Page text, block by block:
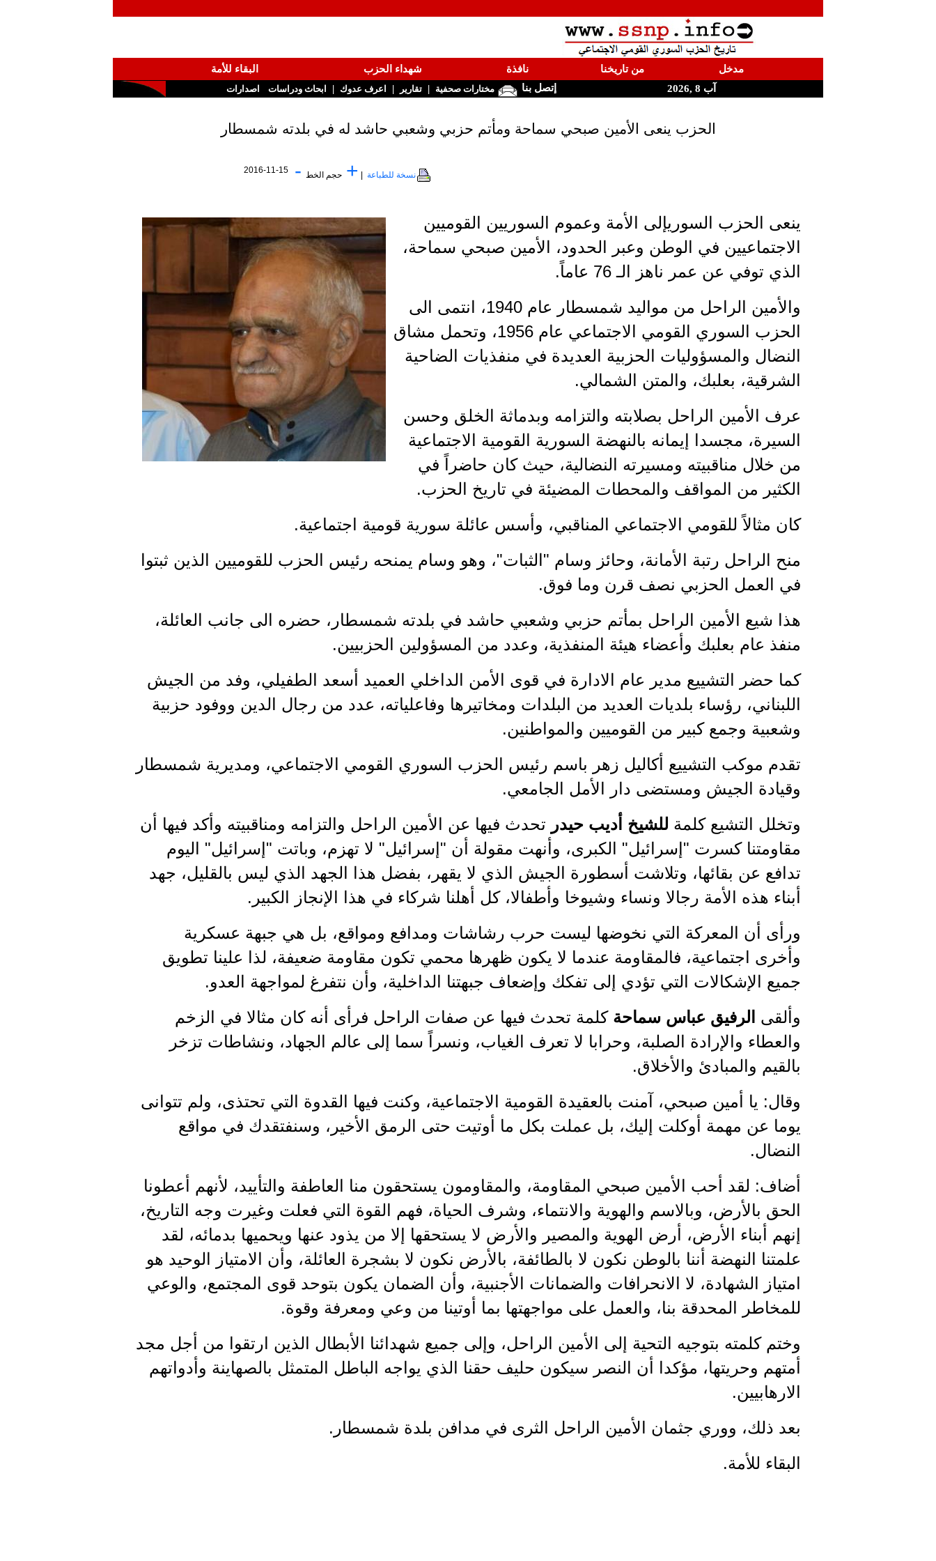
مدخل من تاريخنا نافذة شهداء الحزب
البقاء للأمة
آب 8 ,2026
إتصل بنا مختارات صحفية | تقارير | اعرف عدوك | ابحاث ودراسات اصدارات
الحزب ينعى الأمين صبحي سماحة ومأتم حزبي وشعبي حاشد له في بلدته شمسطار
نسخة للطباعة + حجم الخط -
2016-11-15
ينعى الحزب السوريإلى الأمة وعموم السوريين القوميين
الاجتماعيين في الوطن وعبر الحدود، الأمين صبحي سماحة،
الذي توفي عن عمر ناهز الـ 76 عاماً.
والأمين الراحل من مواليد شمسطار عام 1940، انتمى الى
الحزب السوري القومي الاجتماعي عام 1956، وتحمل مشاق
النضال والمسؤوليات الحزبية العديدة في منفذيات الضاحية
الشرقية، بعلبك، والمتن الشمالي.
عرف الأمين الراحل بصلابته والتزامه وبدماثة الخلق وحسن
السيرة، مجسدا إيمانه بالنهضة السورية القومية الاجتماعية
من خلال مناقبيته ومسيرته النضالية، حيث كان حاضراً في
الكثير من المواقف والمحطات المضيئة في تاريخ الحزب.
كان مثالاً للقومي الاجتماعي المناقبي، وأسس عائلة سورية قومية اجتماعية.
منح الراحل رتبة الأمانة، وحائز وسام "الثبات"، وهو وسام يمنحه رئيس الحزب للقوميين الذين ثبتوا
في العمل الحزبي نصف قرن وما فوق.
هذا شيع الأمين الراحل بمأتم حزبي وشعبي حاشد في بلدته شمسطار، حضره الى جانب العائلة،
منفذ عام بعلبك وأعضاء هيئة المنفذية، وعدد من المسؤولين الحزبيين.
كما حضر التشييع مدير عام الادارة في قوى الأمن الداخلي العميد أسعد الطفيلي، وفد من الجيش
اللبناني، رؤساء بلديات العديد من البلدات ومخاتيرها وفاعلياته، عدد من رجال الدين ووفود حزبية
وشعبية وجمع كبير من القوميين والمواطنين.
تقدم موكب التشييع أكاليل زهر باسم رئيس الحزب السوري القومي الاجتماعي، ومديرية شمسطار
وقيادة الجيش ومستضى دار الأمل الجامعي.
وتخلل التشيع كلمة للشيخ أديب حيدر تحدث فيها عن الأمين الراحل والتزامه ومناقبيته وأكد فيها أن
مقاومتنا كسرت "إسرائيل" الكبرى، وأنهت مقولة أن "إسرائيل" لا تهزم، وباتت "إسرائيل" اليوم
تدافع عن بقائها، وتلاشت أسطورة الجيش الذي لا يقهر، بفضل هذا الجهد الذي ليس بالقليل، جهد
أبناء هذه الأمة رجالا ونساء وشيوخا وأطفالا، كل أهلنا شركاء في هذا الإنجاز الكبير.
ورأى أن المعركة التي نخوضها ليست حرب رشاشات ومدافع ومواقع، بل هي جبهة عسكرية
وأخرى اجتماعية، فالمقاومة عندما لا يكون ظهرها محمي تكون مقاومة ضعيفة، لذا علينا تطويق
جميع الإشكالات التي تؤدي إلى تفكك وإضعاف جبهتنا الداخلية، وأن نتفرغ لمواجهة العدو.
وألقى الرفيق عباس سماحة كلمة تحدث فيها عن صفات الراحل فرأى أنه كان مثالا في الزخم
والعطاء والإرادة الصلبة، وحرابا لا تعرف الغياب، ونسراً سما إلى عالم الجهاد، ونشاطات تزخر
بالقيم والمبادئ والأخلاق.
وقال: يا أمين صبحي، آمنت بالعقيدة القومية الاجتماعية، وكنت فيها القدوة التي تحتذى، ولم تتوانى
يوما عن مهمة أوكلت إليك، بل عملت بكل ما أوتيت حتى الرمق الأخير، وسنفتقدك في مواقع
النضال.
أضاف: لقد أحب الأمين صبحي المقاومة، والمقاومون يستحقون منا العاطفة والتأييد، لأنهم أعطونا
الحق بالأرض، وبالاسم والهوية والانتماء، وشرف الحياة، فهم القوة التي فعلت وغيرت وجه التاريخ،
إنهم أبناء الأرض، أرض الهوية والمصير والأرض لا يستحقها إلا من يذود عنها ويحميها بدمائه، لقد
علمتنا النهضة أننا بالوطن نكون لا بالطائفة، بالأرض نكون لا بشجرة العائلة، وأن الامتياز الوحيد هو
امتياز الشهادة، لا الانحرافات والضمانات الأجنبية، وأن الضمان يكون بتوحد قوى المجتمع، والوعي
للمخاطر المحدقة بنا، والعمل على مواجهتها بما أوتينا من وعي ومعرفة وقوة.
وختم كلمته بتوجيه التحية إلى الأمين الراحل، وإلى جميع شهدائنا الأبطال الذين ارتقوا من أجل مجد
أمتهم وحريتها، مؤكدا أن النصر سيكون حليف حقنا الذي يواجه الباطل المتمثل بالصهاينة وأدواتهم
الارهابيين.
بعد ذلك، ووري جثمان الأمين الراحل الثرى في مدافن بلدة شمسطار.
البقاء للأمة.